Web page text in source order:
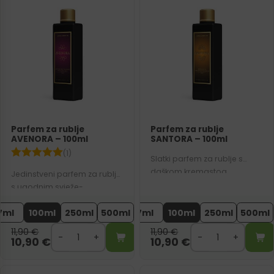
Parfem za rublje
AVENORA – 100ml
(1)
Jedinstveni parfem za rublje
s ugodnim svježe-
orijentalnim mirisom. Na
vašem rublju ostavlja
balzamičnu aromu čistoće,
svježine i elegancije.
100ml 250ml
500ml
11,90€
10,90 €
Parfem za rublje
SANTORA – 100ml
Slatki parfem za rublje s
daškom kremastog
gurmanske tonove koji na
vašem rublju ostavljaju
topao miris.
7ml 100ml 250ml
500ml
11,90€
10,90 €